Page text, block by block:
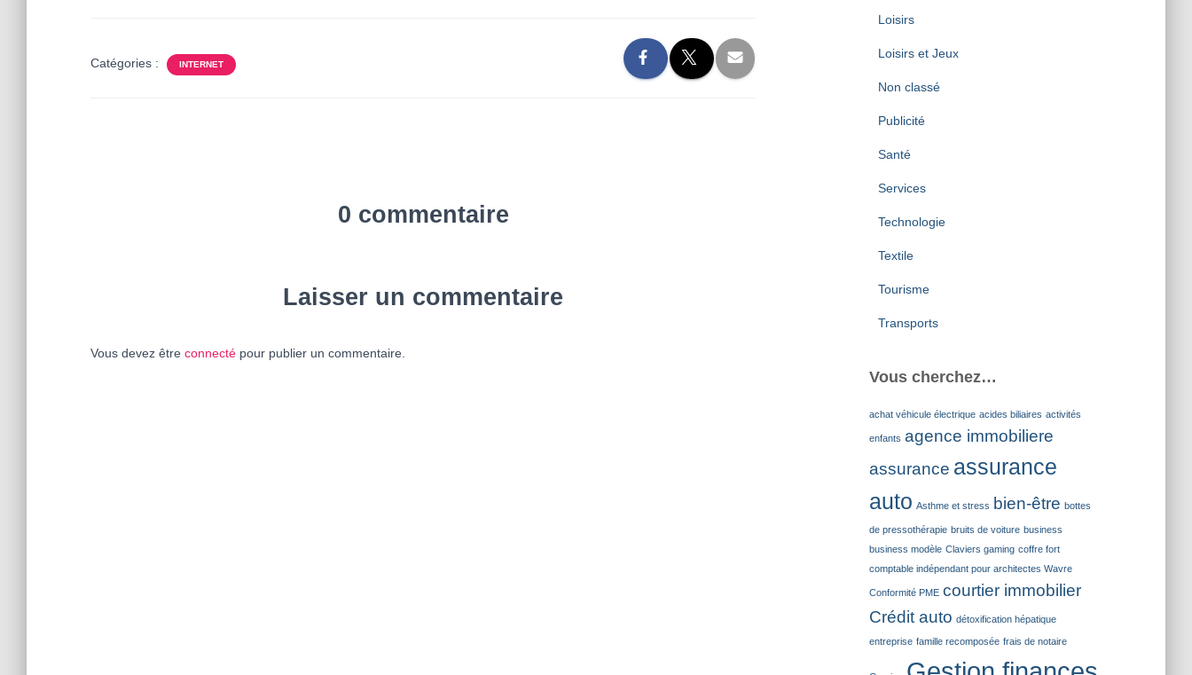
Catégories : INTERNET
0 commentaire
Laisser un commentaire
Vous devez être connecté pour publier un commentaire.
Loisirs
Loisirs et Jeux
Non classé
Publicité
Santé
Services
Technologie
Textile
Tourisme
Transports
Vous cherchez…
achat véhicule électrique acides biliaires activités
enfants agence immobiliere
assurance assurance
auto Asthme et stress bien-être bottes
de pressothérapie bruits de voiture business
business modèle Claviers gaming coffre fort
comptable indépendant pour architectes Wavre
Conformité PME courtier immobilier
Crédit auto détoxification hépatique
entreprise famille recomposée frais de notaire